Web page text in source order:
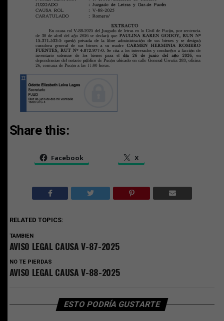
Share this:
Facebook X
RELATED TOPICS:
TAMBIEN
AVISO LEGAL CAUSA V-87-2025
NO TE PIERDAS
AVISO LEGAL CAUSA V-88-2025
ESTO PODRÍA GUSTARTE